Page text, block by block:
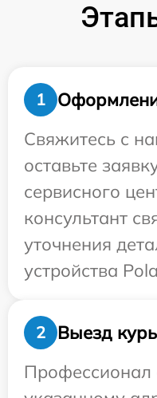
1
Свяжитесь с
оставьте
сервисного
консультант
уточнения
устройства
2
Выезд
Профессионал